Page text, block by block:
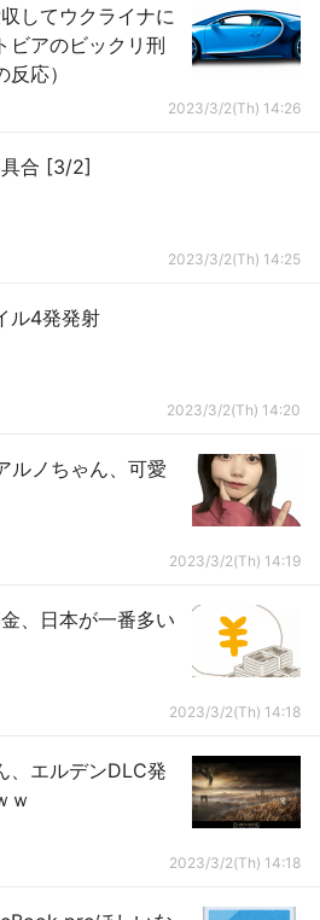
してウクライナに
ビアのビックリ刑
応）
2023/3/2(Th) 14:26
「マイナポータル」で不具合 [3/2]
2023/3/2(Th) 14:25
ル4発発射
2023/3/2(Th) 14:20
ルノちゃん、可愛
2023/3/2(Th) 14:19
、日本が一番多い
2023/3/2(Th) 14:18
、エルデンDLC発
ｗ
2023/3/2(Th) 14:18